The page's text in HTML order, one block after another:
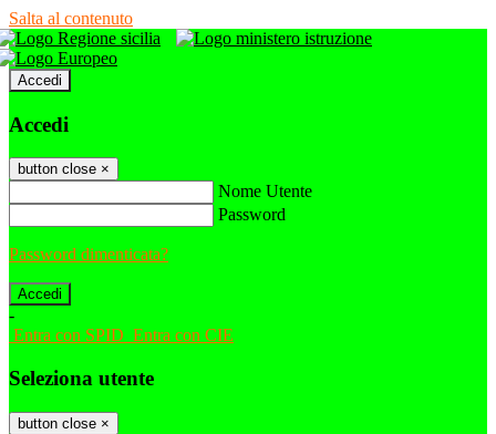
Salta al contenuto
Accedi
Accedi
button close ×
Nome Utente
Password
Password dimenticata?
-
Entra con SPID Entra con CIE
Seleziona utente
button close ×